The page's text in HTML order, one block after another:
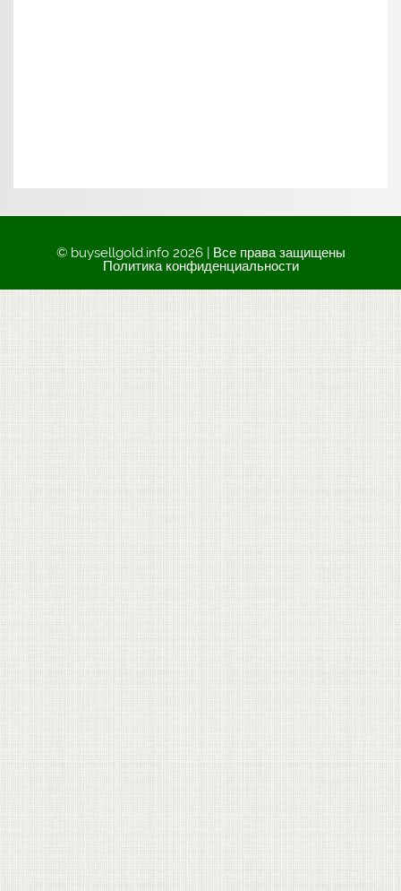
© buysellgold.info 2026 | Все права защищены
Политика конфиденциальности